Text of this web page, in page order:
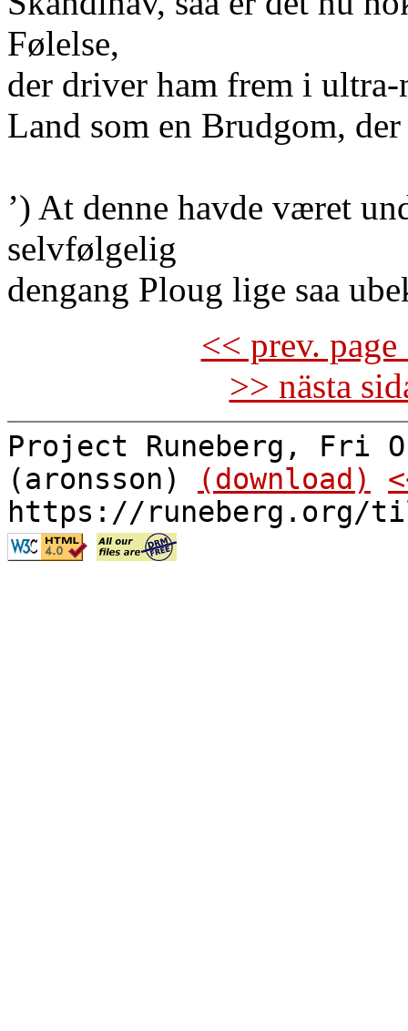
Følelse,
der driver ham frem i
Land som en Brudgom,
’) At denne havde været
selvfølgelig
dengang Ploug lige saa
<< prev.
>> nästa
Project Runeberg, Fri
(aronsson)
(download)
https://runeberg.org/